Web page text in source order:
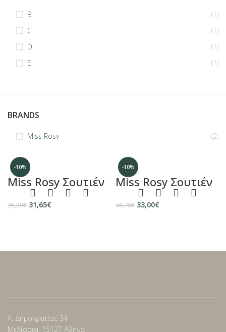
B
(1)
C
(1)
D
(1)
E
(1)
BRANDS
Miss Rosy (2)
-10%
Miss Rosy Σουτιέν
35,20€ 31,65€
-10%
Miss Rosy Σουτιέν
36,70€ 33,00€
Λ. Δημοκρατίας 34
Μελίσσια, 15127 Αθήνα